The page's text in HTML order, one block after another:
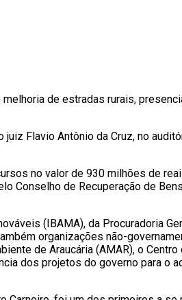
de estradas rurais,
Flavio Antônio da Cruz, no
no valor de 930 milhões de
Conselho de Recuperação de
(IBAMA), da Procuradoria
organizações não-
de Araucária (AMAR), o
dos projetos do governo para o